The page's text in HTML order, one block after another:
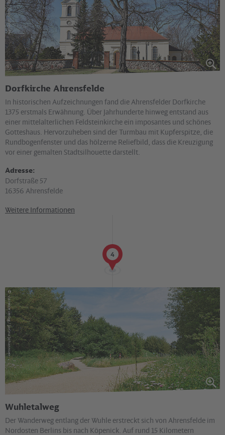
Dorfkirche Ahrensfelde
In historischen Aufzeichnungen fand die Ahrensfelder Dorfkirche
1375 erstmals Erwähnung. Über Jahrhunderte hinweg entstand aus
einer mittelalterlichen Feldsteinkirche ein imposantes und schönes
Gotteshaus. Hervorzuheben sind der Turmbau mit Kupferspitze, die
Rundbogenfenster und das hölzerne Reliefbild, dass die Kreuzigung
vor einer gemalten Stadtsilhouette darstellt.
Adresse:
Dorfstraße 57
16356 Ahrensfelde
Weitere Informationen
4
©
via reise verlag / Janina Johannsen
Wuhletalweg
Der Wanderweg entlang der Wuhle erstreckt sich von Ahrensfelde im
Nordosten Berlins bis nach Köpenick. Auf rund 15 Kilometern